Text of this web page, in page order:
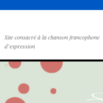
Site consacré à la chanson francophone
d’expression